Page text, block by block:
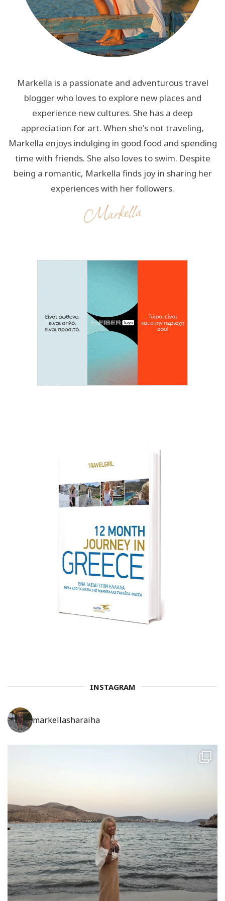
Markella is a passionate and adventurous travel
blogger who loves to explore new places and
experience new cultures. She has a deep
appreciation for art. When she's not traveling,
Markella enjoys indulging in good food and spending
time with friends. She also loves to swim. Despite
being a romantic, Markella finds joy in sharing her
experiences with her followers.
INSTAGRAM
markellasharaiha